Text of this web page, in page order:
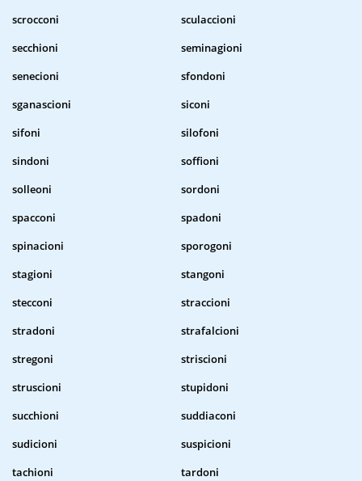
scrocconi
sculaccioni
secchioni
seminagioni
senecioni
sfondoni
sganascioni
siconi
sifoni
silofoni
sindoni
soffioni
solleoni
sordoni
spacconi
spadoni
spinacioni
sporogoni
stagioni
stangoni
stecconi
straccioni
stradoni
strafalcioni
stregoni
striscioni
struscioni
stupidoni
succhioni
suddiaconi
sudicioni
suspicioni
tachioni
tardoni